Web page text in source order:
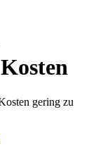
gering zu